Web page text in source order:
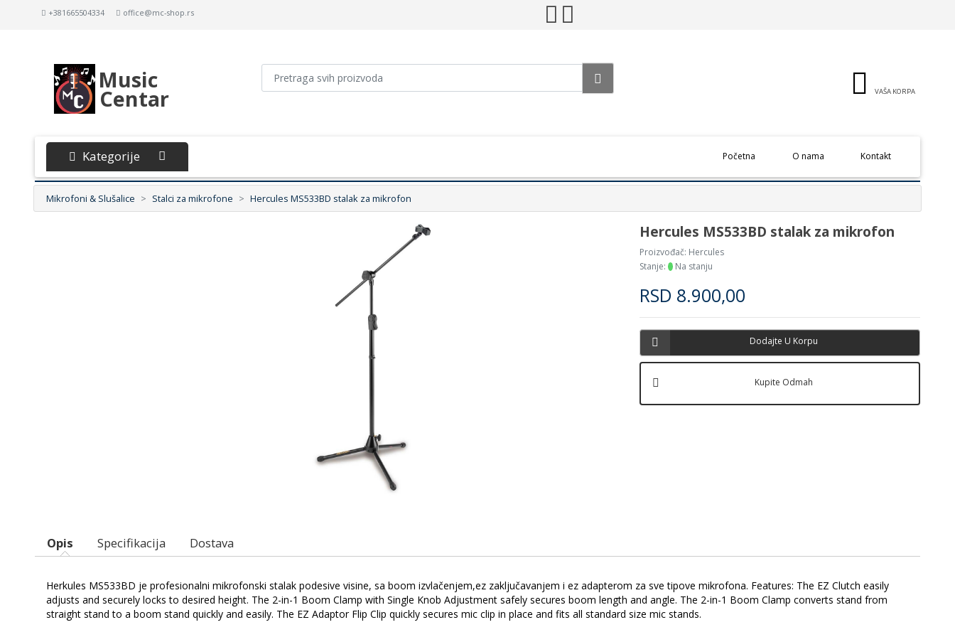
+381665504334 office@mc-shop.rs
Music
Centar VAŠA KORPA
Kategorije Početna O nama Kontakt
Mikrofoni & Slušalice Stalci za mikrofone Hercules MS533BD stalak za mikrofon
Hercules MS533BD stalak za mikrofon
Proizvođač: Hercules
Stanje:
Na stanju
RSD 8.900,00
Dodajte U Korpu
Kupite Odmah
Opis Specifikacija Dostava
Herkules MS533BD je profesionalni mikrofonski stalak podesive visine, sa boom izvlačenjem,ez zaključavanjem i ez adapterom za sve tipove mikrofona. Features: The EZ Clutch easily
adjusts and securely locks to desired height. The 2-in-1 Boom Clamp with Single Knob Adjustment safely secures boom length and angle. The 2-in-1 Boom Clamp converts stand from
straight stand to a boom stand quickly and easily. The EZ Adaptor Flip Clip quickly secures mic clip in place and fits all standard size mic stands.